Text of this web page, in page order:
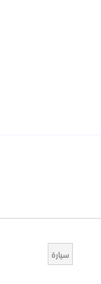
سيارة